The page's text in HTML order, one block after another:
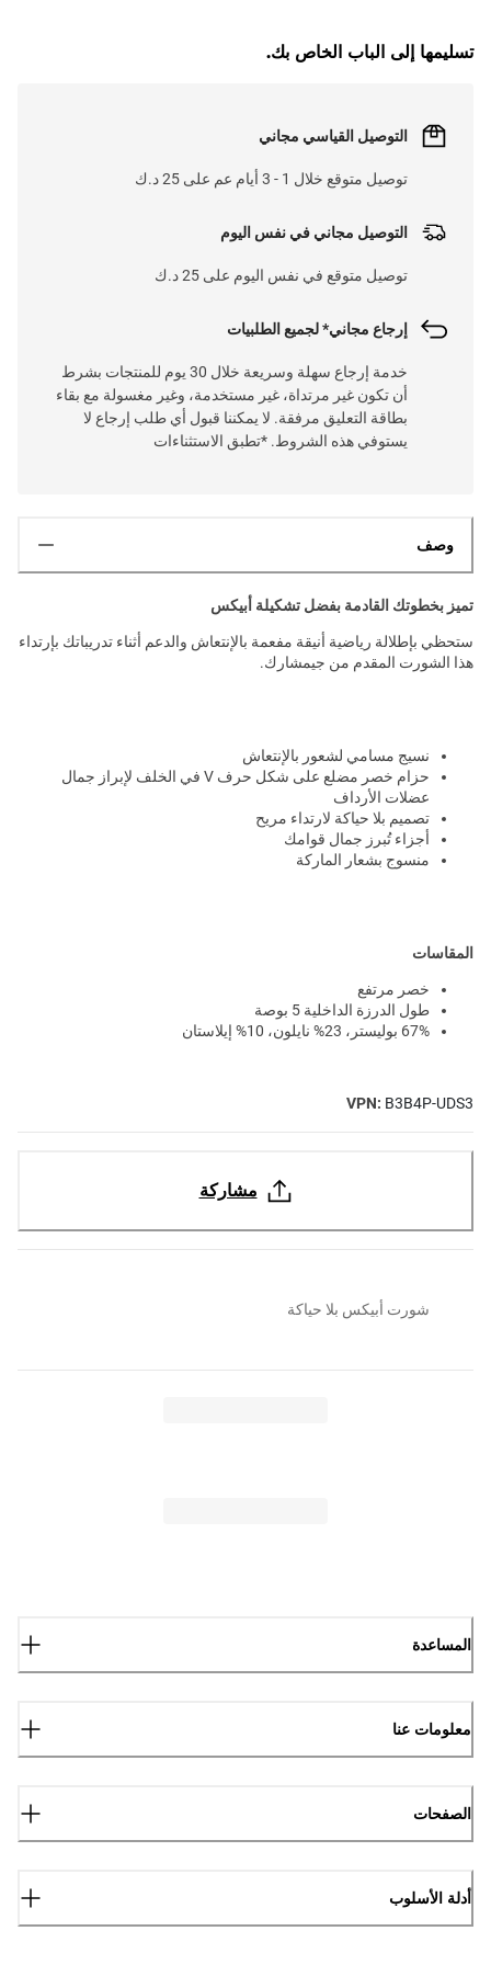
تسليمها إلى الباب الخاص بك.
التوصيل القياسي مجاني
توصيل متوقع خلال 1 - 3 أيام عم على 25 د.ك
التوصيل مجاني في نفس اليوم
توصيل متوقع في نفس اليوم على 25 د.ك
إرجاع مجاني* لجميع الطلبيات
خدمة إرجاع سهلة وسريعة خلال 30 يوم للمنتجات بشرط
أن تكون غير مرتداة، غير مستخدمة، وغير مغسولة مع بقاء
بطاقة التعليق مرفقة. لا يمكننا قبول أي طلب إرجاع لا
يستوفي هذه الشروط. *تطبق الاستثناءات
وصف
تميز بخطوتك القادمة بفضل تشكيلة أبيكس
ستحظي بإطلالة رياضية أنيقة مفعمة بالإنتعاش والدعم أثناء تدريباتك بإرتداء
هذا الشورت المقدم من جيمشارك.
نسيج مسامي لشعور بالإنتعاش
حزام خصر مضلع على شكل حرف V في الخلف لإبراز جمال
عضلات الأرداف
تصميم بلا حياكة لارتداء مريح
أجزاء تُبرز جمال قوامك
منسوج بشعار الماركة
المقاسات
خصر مرتفع
طول الدرزة الداخلية 5 بوصة
67% بوليستر، 23% نايلون، 10% إيلاستان
VPN: B3B4P-UDS3
مشاركة
شورت أبيكس بلا حياكة
المساعدة
معلومات عنا
الصفحات
أدلة الأسلوب